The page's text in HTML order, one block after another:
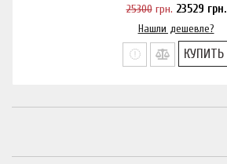
25300грн. 23529 грн.
Нашли дешевле?
КУПИТЬ